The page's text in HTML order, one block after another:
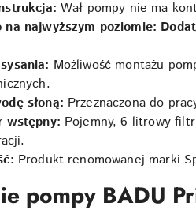
Wał pompy nie ma
na najwyższym poziomie:
Możliwość montażu
słoną: Przeznaczona do
wstępny: Pojemny, 6-litrowy
Produkt renomowanej marki
pompy BADU